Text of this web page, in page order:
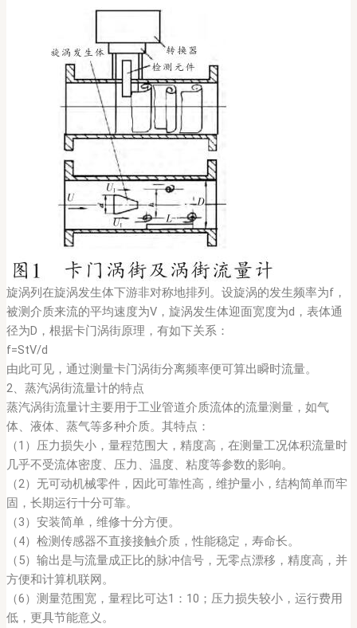
旋涡列在旋涡发生体下游非对称地排列。设旋涡的发生频率为f，
被测介质来流的平均速度为V，旋涡发生体迎面宽度为d，表体通
径为D，根据卡门涡街原理，有如下关系：
f=StV/d
由此可见，通过测量卡门涡街分离频率便可算出瞬时流量。
2、蒸汽涡街流量计的特点
蒸汽涡街流量计主要用于工业管道介质流体的流量测量，如气
体、液体、蒸气等多种介质。其特点：
（1）压力损失小，量程范围大，精度高，在测量工况体积流量时
几乎不受流体密度、压力、温度、粘度等参数的影响。
（2）无可动机械零件，因此可靠性高，维护量小，结构简单而牢
固，长期运行十分可靠。
（3）安装简单，维修十分方便。
（4）检测传感器不直接接触介质，性能稳定，寿命长。
（5）输出是与流量成正比的脉冲信号，无零点漂移，精度高，并
方便和计算机联网。
（6）测量范围宽，量程比可达1：10；压力损失较小，运行费用
低，更具节能意义。